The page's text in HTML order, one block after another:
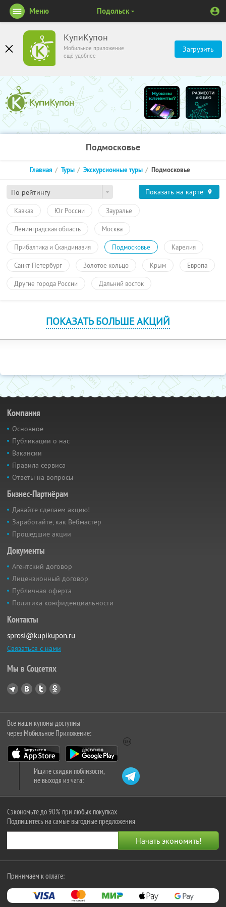
КупиКупон
Мобильное приложение
ещё удобнее
Загрузить
Меню Подольск
Подмосковье
По рейтингу
Главная Туры Экскурсионные туры Подмосковье
Показать на карте
Кавказ Юг России Зауралье
Ленинградская область Москва
Прибалтика и Скандинавия Подмосковье Карелия
Санкт-Петербург Золотое кольцо Крым Европа
Другие города России Дальний восток
ПОКАЗАТЬ БОЛЬШЕ АКЦИЙ
Компания
Основное
Публикации о нас
Вакансии
Правила сервиса
Ответы на вопросы
Бизнес-Партнёрам
Давайте сделаем акцию!
Заработайте, как Вебмастер
Прошедшие акции
Документы
Агентский договор
Лицензионный договор
Публичная оферта
Политика конфиденциальности
Контакты
sprosi@kupikupon.ru
Связаться с нами
Мы в Соцсетях
Все наши купоны доступны
через Мобильное Приложение:
Ищите скидки поблизости,
не выходя из чата:
Сэкономьте до 90% при любых покупках
Подпишитесь на самые выгодные предложения
Принимаем к оплате: